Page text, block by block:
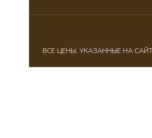
ВСЕ ЦЕНЫ, УКАЗАННЫЕ НА